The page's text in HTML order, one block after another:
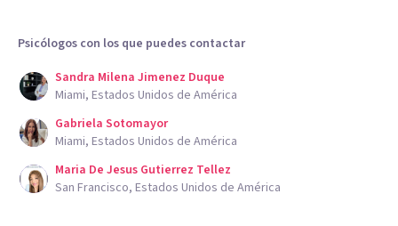
Psicólogos con los que puedes contactar
Sandra Milena Jimenez Duque
Miami, Estados Unidos de América
Gabriela Sotomayor
Miami, Estados Unidos de América
Maria De Jesus Gutierrez Tellez
San Francisco, Estados Unidos de América